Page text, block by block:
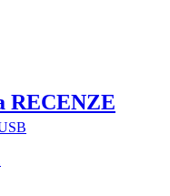
RECENZE